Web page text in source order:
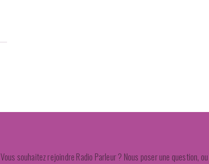
Vous souhaitez rejoindre Radio Parleur ? Nous poser une question,